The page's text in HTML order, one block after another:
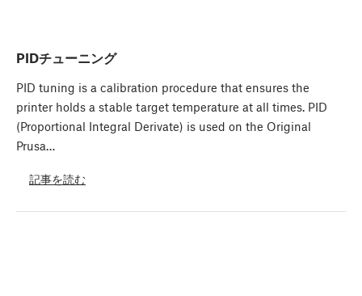
PIDチューニング
PID tuning is a calibration procedure that ensures the
printer holds a stable target temperature at all times. PID
(Proportional Integral Derivate) is used on the Original
Prusa…
記事を読む